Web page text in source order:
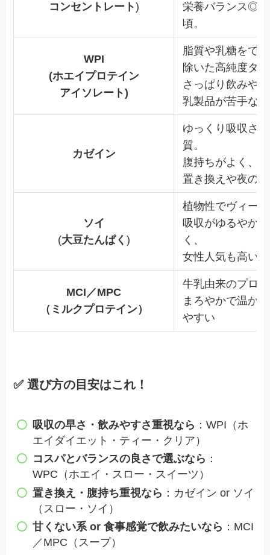
コンセントレート)
栄養バランス◎
頃。
WPI
(ホエイプロテイン
アイソレート)
脂質や乳糖をで
除いた高純度タ
さっぱり飲みや
乳製品が苦手な
カゼイン
ゆっくり吸収さ
質。
腹持ちがよく、
置き換えや夜の
ソイ
(大豆たんぱく )
植物性でヴィー
吸収がゆるやか
く、
女性人気も高い
MCI／MPC
（ミルクプロテイン）
牛乳由来のプロ
まろやかで温か
やすい
✅ 選び方の目安はこれ！
吸収の早さ・飲みやすさ重視なら ：WPI（ホ
エイダイエット・ティー・クリア）
コスパとバランスの良さで選ぶなら ：
WPC（ホエイ・スロー・スイーツ）
置き換え・腹持ち重視なら ：カゼイン or ソイ
（スロー・ソイ）
甘くない系 or 食事感覚で飲みたいなら ：MCI
／MPC（スープ）